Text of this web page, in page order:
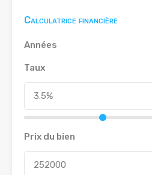
Calculatrice financière
Années
Taux
Prix du bien